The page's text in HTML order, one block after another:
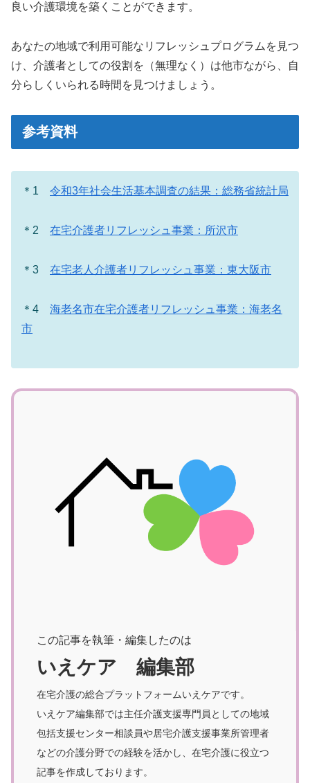
良い介護環境を築くことができます。
あなたの地域で利用可能なリフレッシュプログラムを見つ
け、介護者としての役割を（無理なく）は他市ながら、自
分らしくいられる時間を見つけましょう。
参考資料
＊1 令和3年社会生活基本調査の結果：総務省統計局
＊2 在宅介護者リフレッシュ事業：所沢市
＊3 在宅老人介護者リフレッシュ事業：東大阪市
＊4 海老名市在宅介護者リフレッシュ事業：海老名
市
この記事を執筆・編集したのは
いえケア 編集部
在宅介護の総合プラットフォームいえケアです。
いえケア編集部では主任介護支援専門員としての地域
包括支援センター相談員や居宅介護支援事業所管理者
などの介護分野での経験を活かし、在宅介護に役立つ
記事を作成しております。